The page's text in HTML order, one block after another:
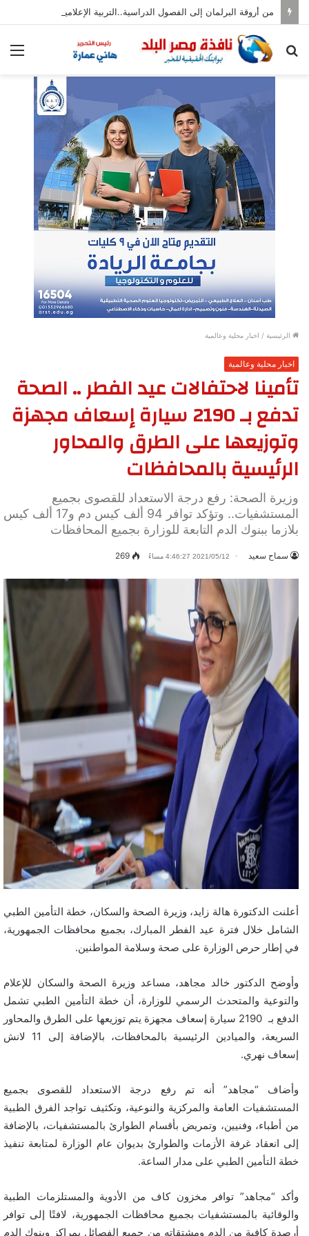
بحث
الرئيسية / اخبار محلية وعالمية
اخبار محلية وعالمية
تأمينا لاحتفالات عيد الفطر .. الصحة
تدفع بـ 2190 سيارة إسعاف مجهزة
وتوزيعها على الطرق والمحاور
الرئيسية بالمحافظات
وزيرة الصحة: رفع درجة الاستعداد للقصوى بجميع
المستشفيات.. وتؤكد توافر 94 ألف كيس دم و17 ألف كيس
بلازما ببنوك الدم التابعة للوزارة بجميع المحافظات
سماح سعيد 2021/05/12 4:46:27 مساءً 269
أعلنت الدكتورة هالة زايد، وزيرة الصحة والسكان، خطة التأمين الطبي
الشامل خلال فترة عيد الفطر المبارك، بجميع محافظات الجمهورية،
في إطار حرص الوزارة على صحة وسلامة المواطنين.
وأوضح الدكتور خالد مجاهد، مساعد وزيرة الصحة والسكان للإعلام
والتوعية والمتحدث الرسمي للوزارة، أن خطة التأمين الطبي تشمل
الدفع بـ 2190 سيارة إسعاف مجهزة يتم توزيعها على الطرق والمحاور
السريعة، والميادين الرئيسية بالمحافظات، بالإضافة إلى 11 لانش
إسعاف نهري.
وأضاف “مجاهد” أنه تم رفع درجة الاستعداد للقصوى بجميع
المستشفيات العامة والمركزية والنوعية، وتكثيف تواجد الفرق الطبية
من أطباء، وفنيين، وتمريض بأقسام الطوارئ بالمستشفيات، بالإضافة
إلى انعقاد غرفة الأزمات والطوارئ بديوان عام الوزارة لمتابعة تنفيذ
خطة التأمين الطبي على مدار الساعة.
وأكد “مجاهد” توافر مخزون كاف من الأدوية والمستلزمات الطبية
والوقائية بالمستشفيات بجميع محافظات الجمهورية، لافتًا إلى توافر
أرصدة كافية من الدم ومشتقاته من جميع الفصائل بمراكز وبنوك الدم